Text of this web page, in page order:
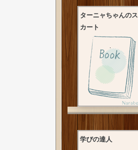
ターニャちゃんのス
カート
学びの達人